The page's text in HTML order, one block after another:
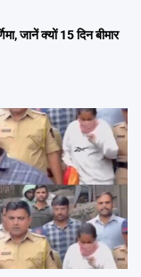
जानें क्यों 15 दिन बीमार